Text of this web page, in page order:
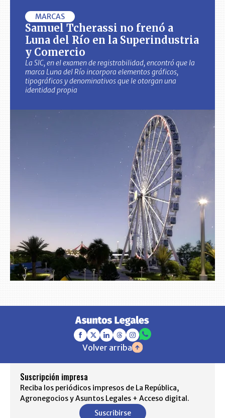
MARCAS
Samuel Tcherassi no frenó a
Luna del Río en la Superindustria
y Comercio
La SIC, en el examen de registrabilidad, encontró que la
marca Luna del Río incorpora elementos gráficos,
tipográficos y denominativos que le otorgan una
identidad propia
Volver arriba
Suscripción impresa
Reciba los periódicos impresos de La República,
Agronegocios y Asuntos Legales + Acceso digital.
Suscribirse